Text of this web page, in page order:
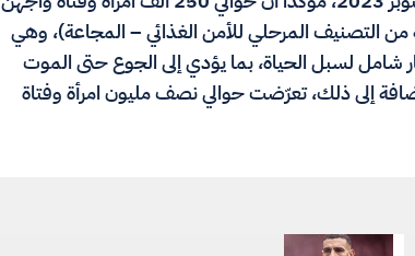
التصنيف المرحلي للأمن الغذائي – المجاعة)، وهي
شامل لسبل الحياة، بما يؤدي إلى الجوع حتى الموت
إلى ذلك، تعرّضت حوالي نصف مليون امرأة وفتاة